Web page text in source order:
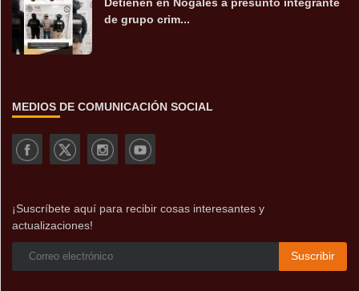
de grupo crim...
MEDIOS DE COMUNICACIÓN SOCIAL
¡Suscríbete aquí para recibir cosas interesantes y
actualizaciones!
Suscribir